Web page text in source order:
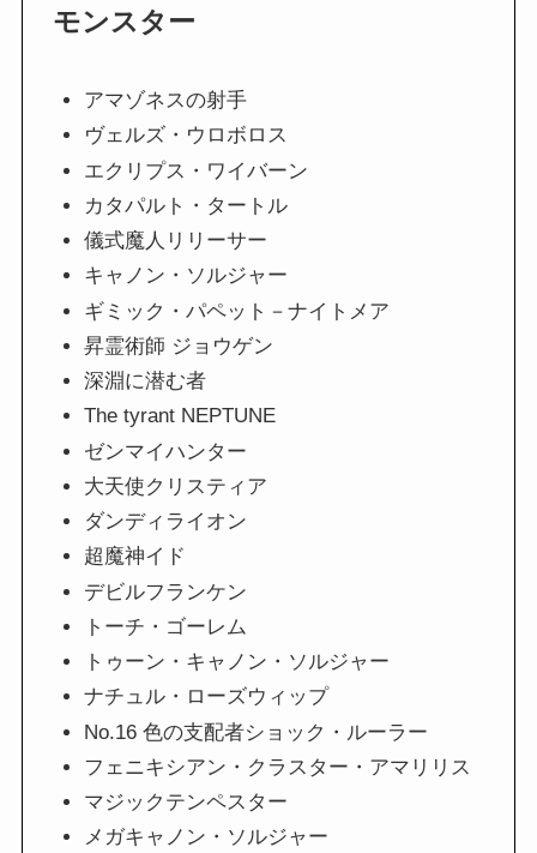
モンスター
アマゾネスの射手
ヴェルズ・ウロボロス
エクリプス・ワイバーン
カタパルト・タートル
儀式魔人リリーサー
キャノン・ソルジャー
ギミック・パペット－ナイトメア
昇霊術師 ジョウゲン
深淵に潜む者
The tyrant NEPTUNE
ゼンマイハンター
大天使クリスティア
ダンディライオン
超魔神イド
デビルフランケン
トーチ・ゴーレム
トゥーン・キャノン・ソルジャー
ナチュル・ローズウィップ
No.16 色の支配者ショック・ルーラー
フェニキシアン・クラスター・アマリリス
マジックテンペスター
メガキャノン・ソルジャー